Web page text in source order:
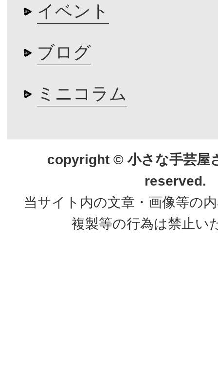
イベント
ブログ
ミニコラム
copyright © 小さな手芸屋
reserved.
当サイト内の文章・画像等の
複製等の行為は禁止い